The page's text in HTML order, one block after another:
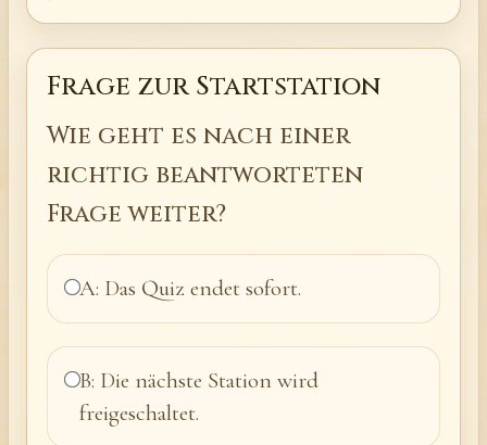
Frage zur Startstation
Wie geht es nach einer
richtig beantworteten
Frage weiter?
A: Das Quiz endet sofort.
B: Die nächste Station wird
freigeschaltet.